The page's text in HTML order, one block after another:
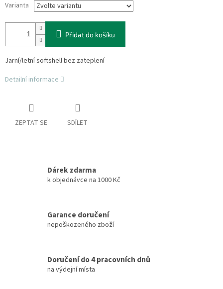
Varianta
Přidat do košíku
Jarní/letní softshell bez zateplení
Detailní informace
ZEPTAT SE SDÍLET
Dárek zdarma
k objednávce na 1000 Kč
Garance doručení
nepoškozeného zboží
Doručení do 4 pracovních dnů
na výdejní místa